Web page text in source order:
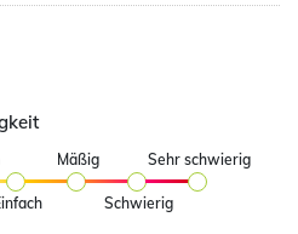
Mäßig
Schwierig
Sehr schwierig